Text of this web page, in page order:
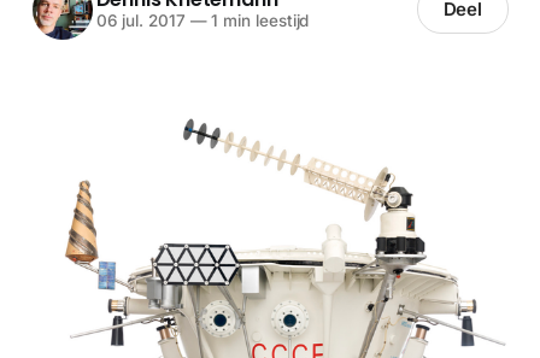
06 jul. 2017 —1 min leestijd Deel